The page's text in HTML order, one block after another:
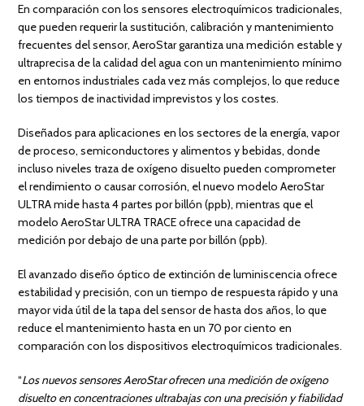
En comparación con los sensores electroquímicos tradicionales,
que pueden requerir la sustitución, calibración y mantenimiento
frecuentes del sensor, AeroStar garantiza una medición estable y
ultraprecisa de la calidad del agua con un mantenimiento mínimo
en entornos industriales cada vez más complejos, lo que reduce
los tiempos de inactividad imprevistos y los costes.
Diseñados para aplicaciones en los sectores de la energía, vapor
de proceso, semiconductores y alimentos y bebidas, donde
incluso niveles traza de oxígeno disuelto pueden comprometer
el rendimiento o causar corrosión, el nuevo modelo AeroStar
ULTRA mide hasta 4 partes por billón (ppb), mientras que el
modelo AeroStar ULTRA TRACE ofrece una capacidad de
medición por debajo de una parte por billón (ppb).
El avanzado diseño óptico de extinción de luminiscencia ofrece
estabilidad y precisión, con un tiempo de respuesta rápido y una
mayor vida útil de la tapa del sensor de hasta dos años, lo que
reduce el mantenimiento hasta en un 70 por ciento en
comparación con los dispositivos electroquímicos tradicionales.
“Los nuevos sensores AeroStar ofrecen una medición de oxígeno
disuelto en concentraciones ultrabajas con una precisión y fiabilidad